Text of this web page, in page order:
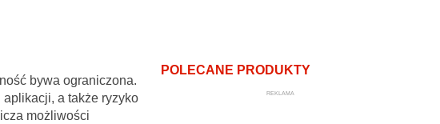
bywa ograniczona.
a także ryzyko
możliwości
POLECANE PRODUKTY
REKLAMA